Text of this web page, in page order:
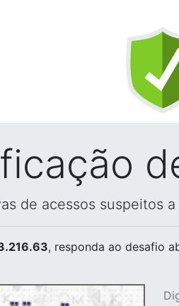
de acessos suspeitos
, responda ao desafio